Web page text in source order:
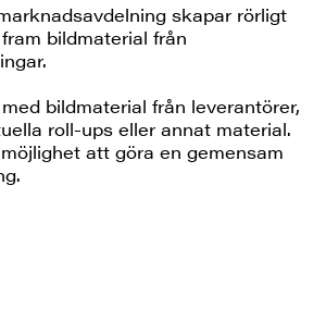
skapar rörligt
bildmaterial från
bildmaterial från leverantörer,
roll-ups eller annat material.
att göra en gemensam